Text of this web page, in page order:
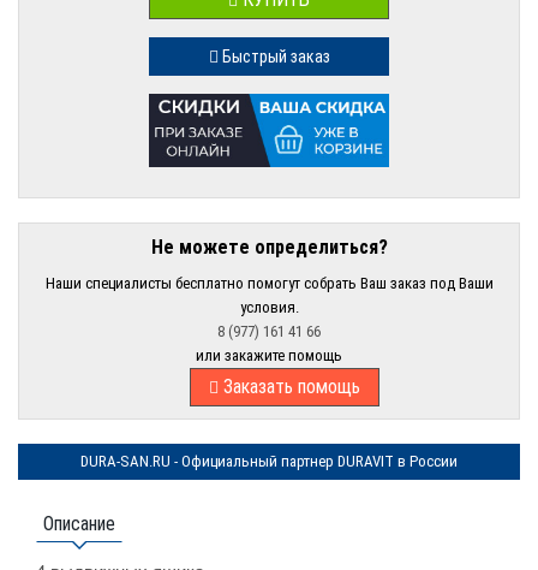
Быстрый заказ
Не можете определиться?
Наши специалисты бесплатно помогут собрать Ваш заказ под Ваши
условия.
8 (977) 161 41 66
или закажите помощь
Заказать помощь
DURA-SAN.RU - Официальный партнер DURAVIT в России
Описание